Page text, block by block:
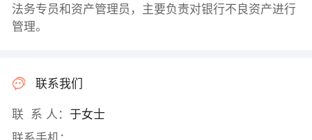
法务专员和资产管理员，主要负责对银行不良资产进行
管理。
联系我们
联 系 人： 于女士